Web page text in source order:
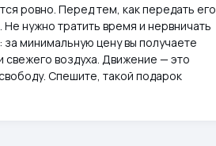
ровно. Перед тем, как передать его
нужно тратить время и нервничать
минимальную цену вы получаете
свежего воздуха. Движение — это
Спешите, такой подарок